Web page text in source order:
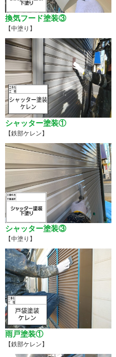
換気フード塗装③
【中塗り】
シャッター塗装①
【鉄部ケレン】
シャッター塗装③
【中塗り】
雨戸塗装①
【鉄部ケレン】